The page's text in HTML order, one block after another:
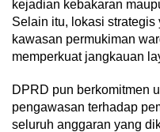
kejadian kebakaran
Selain itu, lokasi
kawasan permukiman
memperkuat jangkauan
DPRD pun berkomitmen
pengawasan terhadap
seluruh anggaran yang